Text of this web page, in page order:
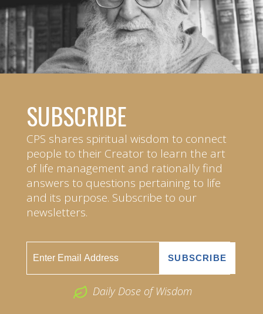
SUBSCRIBE
CPS shares spiritual wisdom to connect
people to their Creator to learn the art
of life management and rationally find
answers to questions pertaining to life
and its purpose. Subscribe to our
newsletters.
Daily Dose of Wisdom